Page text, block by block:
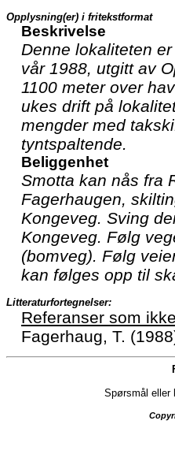
Opplysning(er) i fritekstformat
Beskrivelse
Denne lokaliteten
vår 1988, utgitt av
1100 meter over
ukes drift på
mengder med
tyntspaltende.
Beliggenhet
Smotta kan nås fra
Fagerhaugen,
Kongeveg. Sving
Kongeveg. Følg
(bomveg). Følg
kan følges opp til
Litteraturfortegnelser:
Referanser som
Fagerhaug, T.
Spørsmål eller